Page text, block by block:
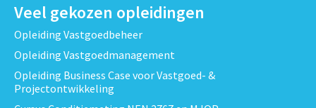
Veel gekozen opleidingen
Opleiding Vastgoedbeheer
Opleiding Vastgoedmanagement
Opleiding Business Case voor Vastgoed- &
Projectontwikkeling